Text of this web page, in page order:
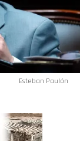
Esteban Paulón